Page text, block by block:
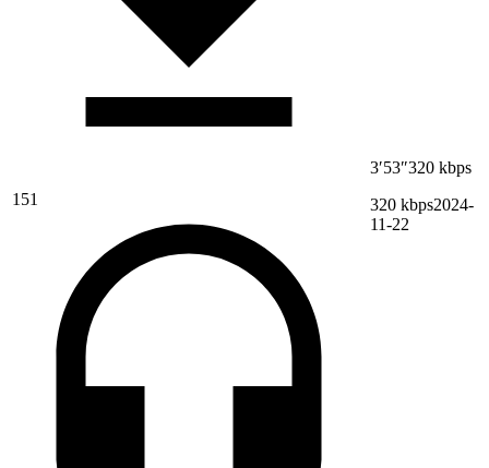
151
3′53″320 kbps
320 kbps2024-
11-22